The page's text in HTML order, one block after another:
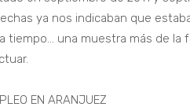
ya nos indicaban que
tiempo… una muestra más de la
EN ARANJUEZ